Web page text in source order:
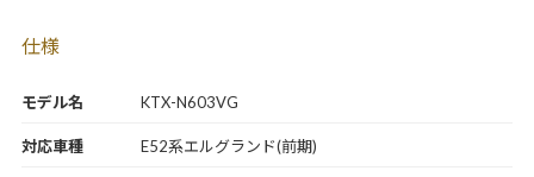
モデル名 KTX-N603VG
仕様
対応車種 E52系エルグランド(前期)